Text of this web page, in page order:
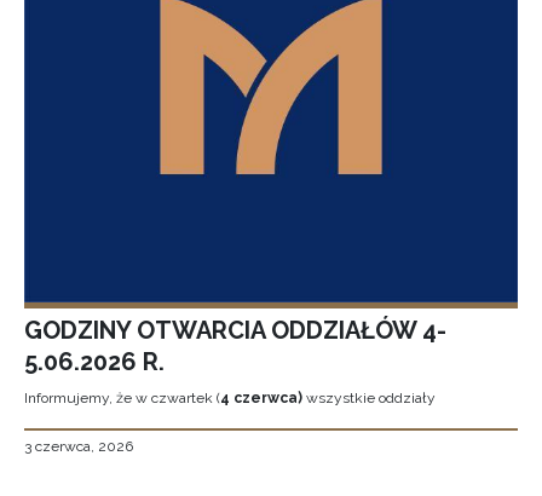
GODZINY OTWARCIA ODDZIAŁÓW 4-
5.06.2026 R.
Informujemy, że w czwartek (4 czerwca) wszystkie oddziały
3 czerwca, 2026